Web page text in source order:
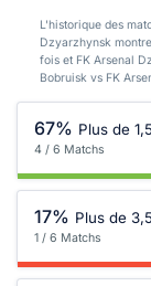
L'historique des
Dzyarzhynsk
fois et FK Arsenal
Bobruisk vs FK
67% Plus de 1,5
4 / 6 Matchs
17% Plus de 3,5
1 / 6 Matchs